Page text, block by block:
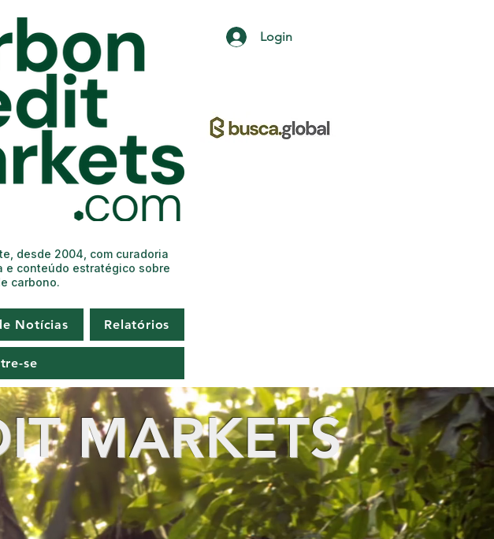
Notícias Relatórios
se
desde 2004, com curadoria
conteúdo estratégico sobre
carbono.
Login
MARKETS